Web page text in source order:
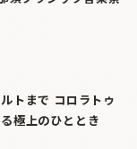
トまで コロラトゥ
極上のひととき